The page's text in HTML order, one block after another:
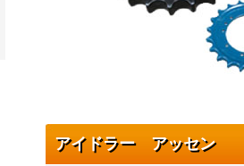
アイドラー アッセン